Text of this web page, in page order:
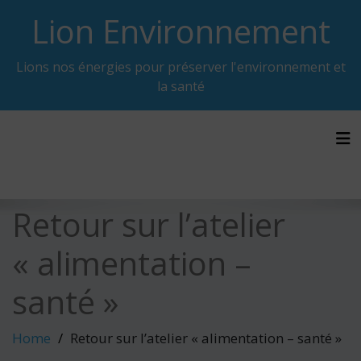
contentLion Environnement
Lions nos énergies pour préserver l'environnement et
la santé
Retour sur l’atelier
« alimentation –
santé »
Home Retour sur l’atelier « alimentation – santé »